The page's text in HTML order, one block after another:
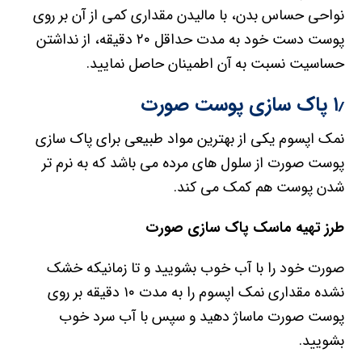
نواحی حساس بدن، با مالیدن مقداری کمی از آن بر روی
پوست دست خود به مدت حداقل ۲۰ دقیقه، از نداشتن
حساسیت نسبت به آن اطمینان حاصل نمایید.
۱٫ پاک سازی پوست صورت
نمک اپسوم یکی از بهترین مواد طبیعی برای پاک سازی
پوست صورت از سلول های مرده می باشد که به نرم تر
شدن پوست هم کمک می کند.
طرز تهیه ماسک پاک سازی صورت
صورت خود را با آب خوب بشویید و تا زمانیکه خشک
نشده مقداری نمک اپسوم را به مدت ۱۰ دقیقه بر روی
پوست صورت ماساژ دهید و سپس با آب سرد خوب
بشویید.